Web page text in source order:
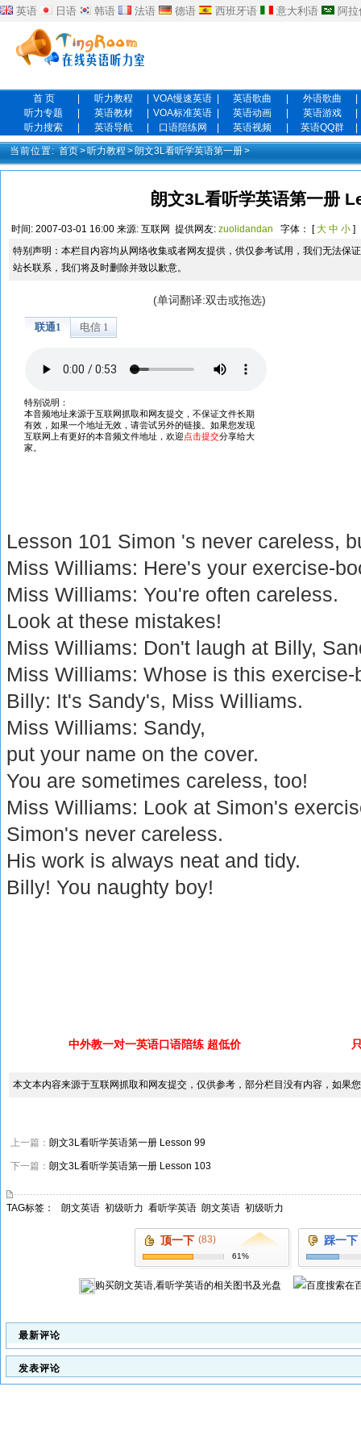
英语 日语 韩语 法语 德语 西班牙语 意大利语 阿
首 页 听力教程 VOA慢速英语 英语歌曲 外语歌曲
听力专题
英语教材 VOA标准英语 英语动画 英语游戏
听力搜索
英语导航 口语陪练网 英语视频 英语QQ群
当前位置: 首页>听力教程 >朗文3L看听学英语第一册>
朗文3L看听学英语第一册
时间: 2007-03-01 16:00 来源: 互联网 提供网友: zuolidandan 字体： [大 中 小 ]
特别声明：本栏目内容均从网络收集或者网友提供，供仅参考试用，我们无法保
站长联系，我们将及时删除并致以歉意。
(单词翻译:双击或拖选)
Lesson 101 Simon 's never careless,
Miss Williams: Here's your exercise-
Miss Williams: You're often careless.
Look at these mistakes!
Miss Williams: Don't laugh at Billy,
Miss Williams: Whose is this exercise-
Billy: It's Sandy's, Miss Williams.
Miss Williams: Sandy,
put your name on the cover.
You are sometimes careless, too!
Miss Williams: Look at Simon's
Simon's never careless.
His work is always neat and tidy.
Billy! You naughty boy!
中外教一对一英语口语陪练 超低价
本文本内容来源于互联网抓取和网友提交，仅供参考，部分栏目没有内容，如果
上一篇： 朗文3L看听学英语第一册 Lesson 99
下一篇： 朗文3L看听学英语第一册 Lesson 103
TAG标签： 朗文英语 初级听力 看听学英语 朗文英语 初级听力
顶一下 (83)
61%
踩一下
购买朗文英语,看听学英语的相关图书及光盘 在
最新评论
发表评论